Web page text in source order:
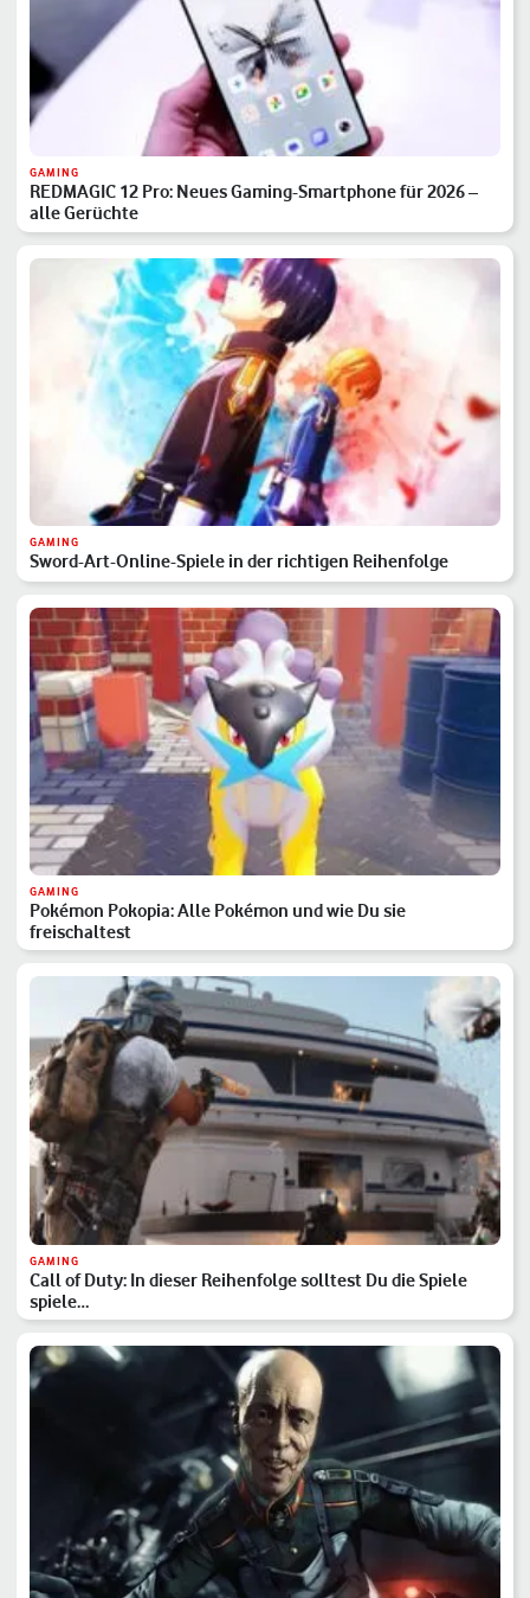
GAMING
REDMAGIC 12 Pro: Neues Gaming-Smartphone für 2026 –
alle Gerüchte
GAMING
Sword-Art-Online-Spiele in der richtigen Reihenfolge
GAMING
Pokémon Pokopia: Alle Pokémon und wie Du sie
freischaltest
GAMING
Call of Duty: In dieser Reihenfolge solltest Du die Spiele
spiele…